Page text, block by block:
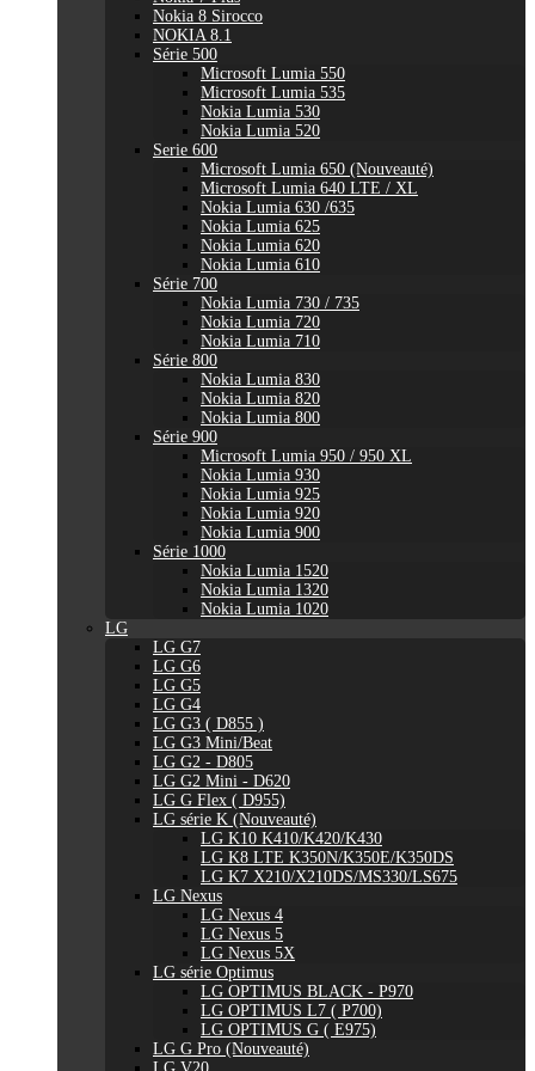
Nokia 8 Sirocco
NOKIA 8.1
Série 500
Microsoft Lumia 550
Microsoft Lumia 535
Nokia Lumia 530
Nokia Lumia 520
Serie 600
Microsoft Lumia 650 (Nouveauté)
Microsoft Lumia 640 LTE / XL
Nokia Lumia 630 /635
Nokia Lumia 625
Nokia Lumia 620
Nokia Lumia 610
Série 700
Nokia Lumia 730 / 735
Nokia Lumia 720
Nokia Lumia 710
Série 800
Nokia Lumia 830
Nokia Lumia 820
Nokia Lumia 800
Série 900
Microsoft Lumia 950 / 950 XL
Nokia Lumia 930
Nokia Lumia 925
Nokia Lumia 920
Nokia Lumia 900
Série 1000
Nokia Lumia 1520
Nokia Lumia 1320
Nokia Lumia 1020
LG
LG G7
LG G6
LG G5
LG G4
LG G3 ( D855 )
LG G3 Mini/Beat
LG G2 - D805
LG G2 Mini - D620
LG G Flex ( D955)
LG série K (Nouveauté)
LG K10 K410/K420/K430
LG K8 LTE K350N/K350E/K350DS
LG K7 X210/X210DS/MS330/LS675
LG Nexus
LG Nexus 4
LG Nexus 5
LG Nexus 5X
LG série Optimus
LG OPTIMUS BLACK - P970
LG OPTIMUS L7 ( P700)
LG OPTIMUS G ( E975)
LG G Pro (Nouveauté)